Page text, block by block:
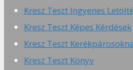
Kresz Teszt Ingyenes
Kresz Teszt Képes Kérdések
Kresz Teszt
Kresz Teszt Könyv